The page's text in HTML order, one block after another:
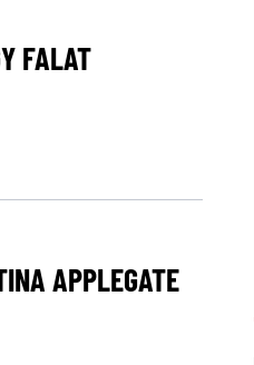
FALAT
APPLEGATE